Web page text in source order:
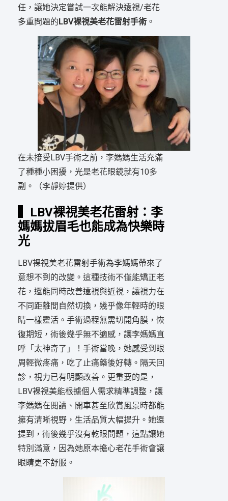
任，讓她決定嘗試一次能解決遠視/老花
多重問題的LBV裸視美老花雷射手術 。
在未接受LBV手術之前，李媽媽生活充滿
了種種小困擾，光是老花眼鏡就有10多
副。（李靜婷提供）
▍LBV裸視美老花雷射：李
媽媽拔眉毛也能成為快樂時
光
LBV裸視美老花雷射手術為李媽媽帶來了
意想不到的改變。這種技術不僅能矯正老
花，還能同時改善遠視與近視，讓視力在
不同距離間自然切換，幾乎像年輕時的眼
睛一樣靈活。手術過程無需切開角膜，恢
復期短，術後幾乎無不適感，讓李媽媽直
呼「太神奇了」！手術當晚，她感受到眼
周輕微疼痛，吃了止痛藥後好轉。隔天回
診，視力已有明顯改善。更重要的是，
LBV裸視美能根據個人需求精準調整，讓
李媽媽在閱讀、開車甚至欣賞風景時都能
擁有清晰視野，生活品質大幅提升。她還
提到，術後幾乎沒有乾眼問題，這點讓她
特別滿意，因為她原本擔心老花手術會讓
眼睛更不舒服。